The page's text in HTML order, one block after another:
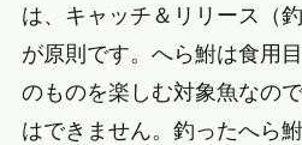
は、キャッチ＆リリース（
が原則です。へら鮒は食用
のものを楽しむ対象魚なの
はできません。釣ったへら